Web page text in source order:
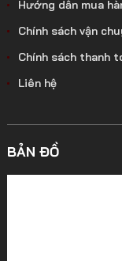
Hướng dẫn mua
Chính sách vận
Chính sách thanh
Liên hệ
BẢN ĐỒ